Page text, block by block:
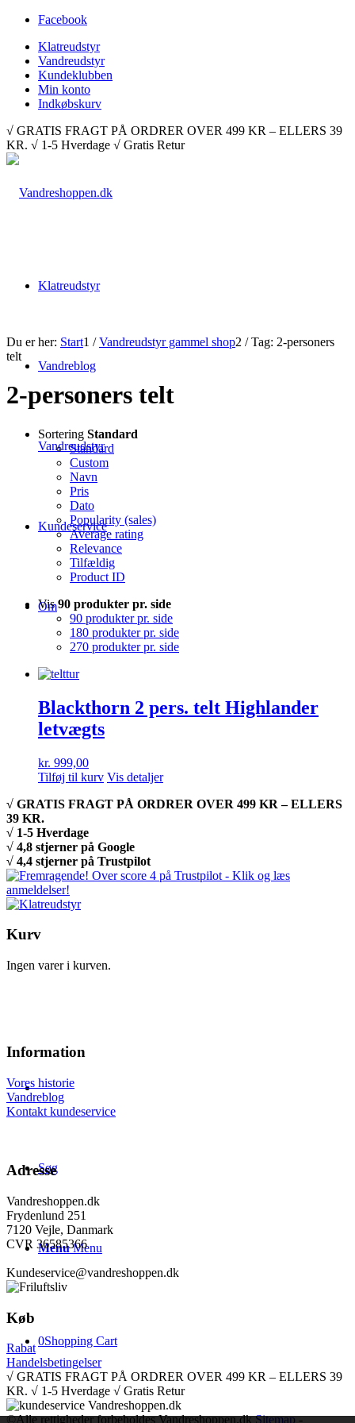
Facebook
Klatreudstyr
Vandreudstyr
Kundeklubben
Min konto
Indkøbskurv
√ GRATIS FRAGT PÅ ORDRER OVER 499 KR – ELLERS 39
KR. √ 1-5 Hverdage √ Gratis Retur
Klatreudstyr
Vandreblog
Vandreudstyr
Kundeservice
Om
Søg
Menu Menu
0Shopping Cart
Du er her: Start1 / Vandreudstyr gammel shop2 / Tag: 2-personers
telt
2-personers telt
Sortering Standard
Standard
Custom
Navn
Pris
Dato
Popularity (sales)
Average rating
Relevance
Tilfældig
Product ID
Vis90 produkter pr. side
90 produkter pr. side
180 produkter pr. side
270 produkter pr. side
Blackthorn 2 pers. telt Highlander
letvægts
kr. 999,00
Tilføj til kurv Vis detaljer
√ GRATIS FRAGT PÅ ORDRER OVER 499 KR – ELLERS
39 KR.
√ 1-5 Hverdage
√ 4,8 stjerner på Google
√ 4,4 stjerner på Trustpilot
Kurv
Ingen varer i kurven.
Information
Vores historie
Vandreblog
Kontakt kundeservice
Adresse
Vandreshoppen.dk
Frydenlund 251
7120 Vejle, Danmark
CVR 36585366
Kundeservice@vandreshoppen.dk
Køb
Rabat
Handelsbetingelser
√ GRATIS FRAGT PÅ ORDRER OVER 499 KR – ELLERS 39
KR. √ 1-5 Hverdage √ Gratis Retur
©Alle rettigheder forbeholdes Vandreshoppen.dkSitemap-